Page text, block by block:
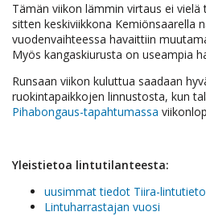
Tämän viikon lämmin virtaus ei
sitten keskiviikkona Kemiönsaarella
vuodenvaihteessa havaittiin
Myös kangaskiurusta on useampia
Runsaan viikon kuluttua saadaan
ruokintapaikkojen linnustosta, kun
Pihabongaus-tapahtumassa
Yleistietoa lintutilanteesta:
uusimmat tiedot Tiira-
Lintuharrastajan vuosi